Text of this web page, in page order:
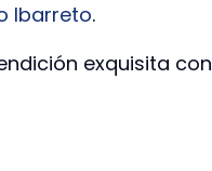
Ibarreto.
exquisita con